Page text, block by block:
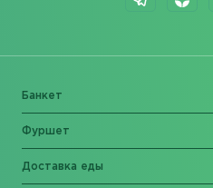
Банкет
Фуршет
Доставка еды